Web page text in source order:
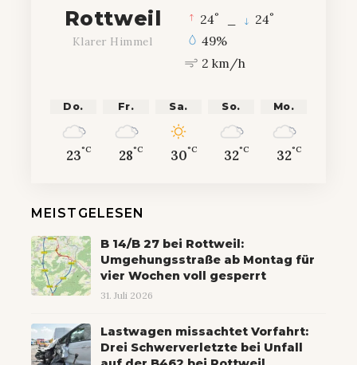
Rottweil
Klarer Himmel
24° 24°
49%
2 km/h
Do.
23°C
Fr.
28°C
Sa.
30°C
So.
32°C
Mo.
32°C
MEISTGELESEN
B 14/B 27 bei Rottweil:
Umgehungsstraße ab Montag für
vier Wochen voll gesperrt
31. Juli 2026
Lastwagen missachtet Vorfahrt:
Drei Schwerverletzte bei Unfall